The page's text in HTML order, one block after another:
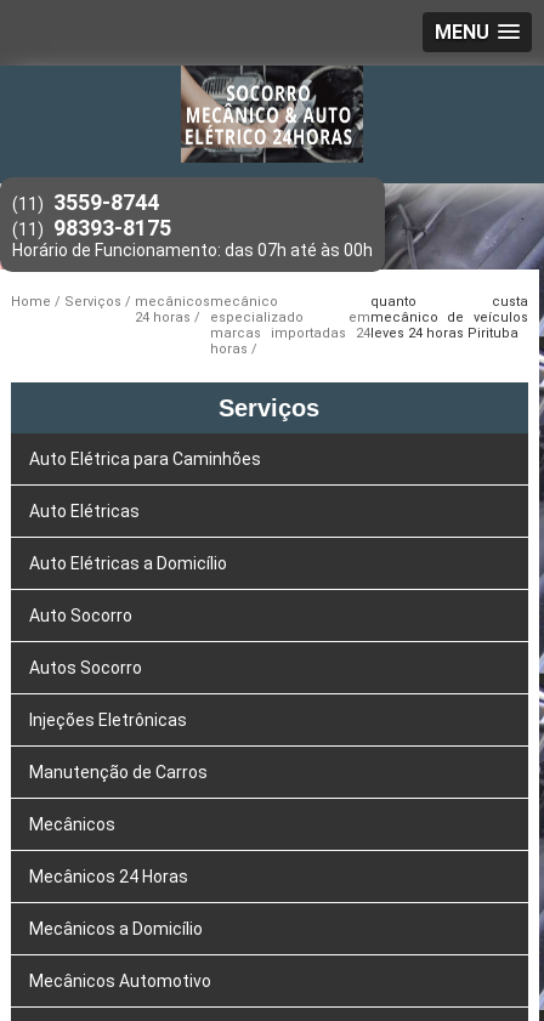
MENU
(11) 3559-8744
(11) 98393-8175
Home Serviços
mecânicos
24 horas
mecânico
especializado em
marcas importadas 24
horas
quanto custa
mecânico de veículos
leves 24 horas Pirituba
Serviços
Auto Elétrica para Caminhões
Auto Elétricas
Auto Elétricas a Domicílio
Auto Socorro
Autos Socorro
Injeções Eletrônicas
Manutenção de Carros
Mecânicos
Mecânicos 24 Horas
Mecânicos a Domicílio
Mecânicos Automotivo